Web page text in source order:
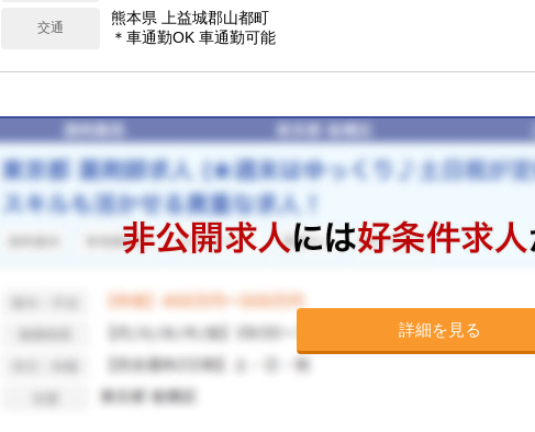
実績あり）
交通
熊本県 上益城郡山都町
＊車通勤OK 車通勤可能
詳細を見る